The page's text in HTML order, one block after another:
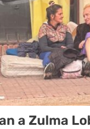
a Zulma